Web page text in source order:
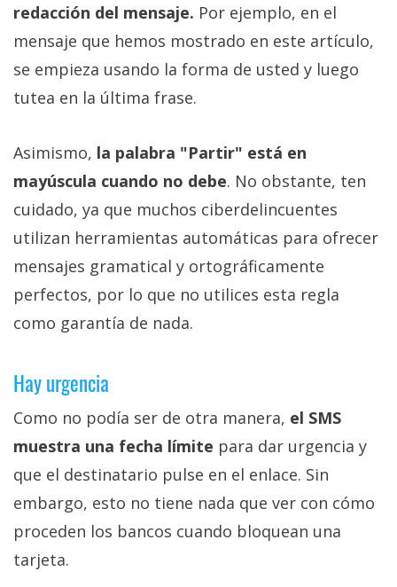
redacción del mensaje. Por ejemplo, en el
mensaje que hemos mostrado en este artículo,
se empieza usando la forma de usted y luego
tutea en la última frase.
Asimismo, la palabra "Partir" está en
mayúscula cuando no debe. No obstante, ten
cuidado, ya que muchos ciberdelincuentes
utilizan herramientas automáticas para ofrecer
mensajes gramatical y ortográficamente
perfectos, por lo que no utilices esta regla
como garantía de nada.
Hay urgencia
Como no podía ser de otra manera, el SMS
muestra una fecha límite para dar urgencia y
que el destinatario pulse en el enlace. Sin
embargo, esto no tiene nada que ver con cómo
proceden los bancos cuando bloquean una
tarjeta.